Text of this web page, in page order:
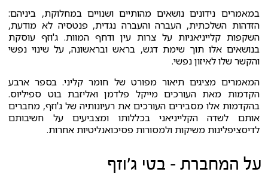
במאמרים נידונים נושאים מהותיים ושנויים במחלוקת, ביניהם:
הזדהות השלכתית, העברה והעברה נגדית, פנטסיה לא מודעת,
השקפות קלייניאניות על צרות עין ודחף המוות. ג'וזף עוסקת
בנושאים אלו תוך שימת דגש, בראש ובראשונה, על שינוי נפשי
והקשר שלו לאיזון נפשי.
המאמרים מציגים תיאור מפורט של חומר קליני. בספר ארבע
הקדמות מאת העורכים מייקל פלדמן ואליזבת בוט ספיליוס.
בהקדמות אלו מסבירים העורכים את רעיונותיה של ג'וזף, מחברים
אותם לשדה הקלייניאני בכללותו ומצביעים על חשיבותם
לדיסציפלינות משיקות ולמסורות פסיכואנליטיות אחרות.
על המחברת - בטי ג׳וזף